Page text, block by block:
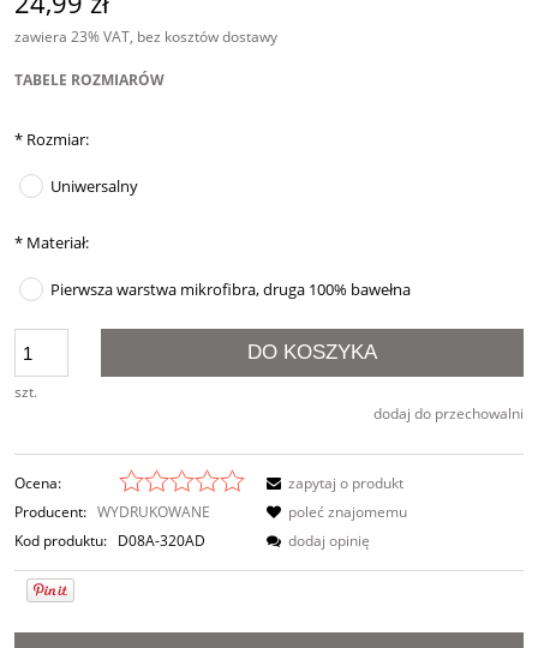
zawiera 23% VAT, bez kosztów dostawy
TABELE ROZMIARÓW
* Rozmiar:
Uniwersalny
* Materiał:
Pierwsza warstwa mikrofibra, druga 100% bawełna
szt.
DO KOSZYKA
dodaj do przechowalni
Ocena:
Producent: WYDRUKOWANE
Kod produktu: D08A-320AD
zapytaj o produkt
poleć znajomemu
dodaj opinię